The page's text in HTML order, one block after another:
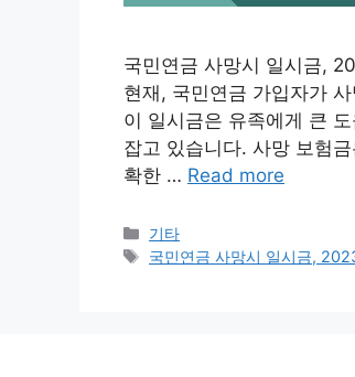
국민연금 사망시 일시금,
현재, 국민연금 가입자가
이 일시금은 유족에게 큰
잡고 있습니다. 사망 보험
확한 … Read more
Categories
기타
Tags
국민연금 사망시 일시금,